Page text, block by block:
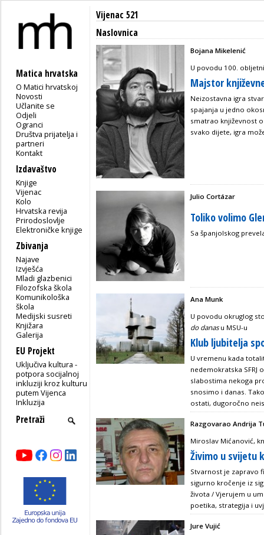
Matica hrvatska
O Matici hrvatskoj
Novosti
Učlanite se
Odjeli
Ogranci
Društva prijatelja i
partneri
Kontakt
Izdavaštvo
Knjige
Vijenac
Kolo
Hrvatska revija
Prirodoslovlje
Elektroničke knjige
Zbivanja
Najave
Izvješća
Mladi glazbenici
Filozofska škola
Komunikološka
škola
Medijski susreti
Knjižara
Galerija
EU Projekt
Uključiva kultura -
potpora socijalnoj
inkluziji kroz kulturu
putem Vijenca
Inkluzija
Vijenac 521
Naslovnica
Bojana Mikelenić
U povodu 100.
Majstor
Neizostavna igra
spajanja u jedno
smatrao književnost
svako dijete, igra
Julio Cortázar
Toliko volimo
Sa španjolskog
Ana Munk
U povodu okruglog
do danas u MSU-u
Klub ljubitelja
U vremenu kada
nedemokratska SFRJ
slabostima nekoga
snosimo i danas.
ostati, dugoročno
Razgovarao Andrija
Miroslav Mićanović,
Živimo u svijetu
Stvarnost je zapravo
sigurno kročenje iz
života / Vjerujem u
poetika, strategija i
Jure Vujić